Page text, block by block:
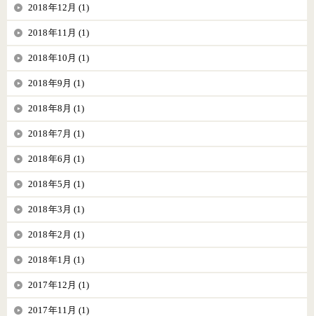
2018年12月 (1)
2018年11月 (1)
2018年10月 (1)
2018年9月 (1)
2018年8月 (1)
2018年7月 (1)
2018年6月 (1)
2018年5月 (1)
2018年3月 (1)
2018年2月 (1)
2018年1月 (1)
2017年12月 (1)
2017年11月 (1)